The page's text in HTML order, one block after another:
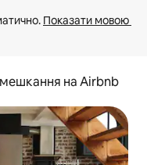
Показати мовою
на Airbnb